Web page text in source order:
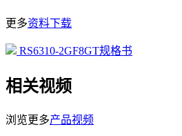
更多资料下载
RS6310-2GF8GT规格书
相关视频
浏览更多产品视频